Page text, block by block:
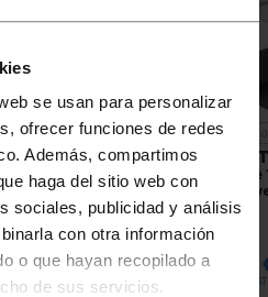
se usan para personalizar
ofrecer funciones de redes
Además, compartimos
haga del sitio web con
sociales, publicidad y análisis
con otra información
o que hayan recopilado a
de sus servicios.
BEMATIKMini
DisplayPort câble VGA
mâle à mâle 5 m
PVP
24,82 €
24,82 €
PVD
19,39€
mâle